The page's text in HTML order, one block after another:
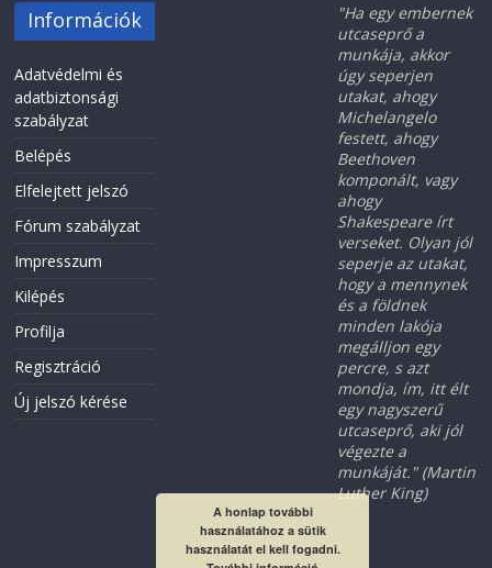
Információk
Adatvédelmi és
adatbiztonsági
szabályzat
Belépés
Elfelejtett jelszó
Fórum szabályzat
Impresszum
Kilépés
Profilja
Regisztráció
Új jelszó kérése
"Ha egy embernek
utcaseprő a
munkája, akkor
úgy seperjen
utakat, ahogy
Michelangelo
festett, ahogy
Beethoven
komponált, vagy
ahogy
Shakespeare írt
verseket. Olyan jól
seperje az utakat,
hogy a mennynek
és a földnek
minden lakója
megálljon egy
percre, s azt
mondja, ím, itt élt
egy nagyszerű
utcaseprő, aki jól
végezte a
munkáját." (Martin
Luther King)
A honlap további
használatához a sütik
használatát el kell fogadni.